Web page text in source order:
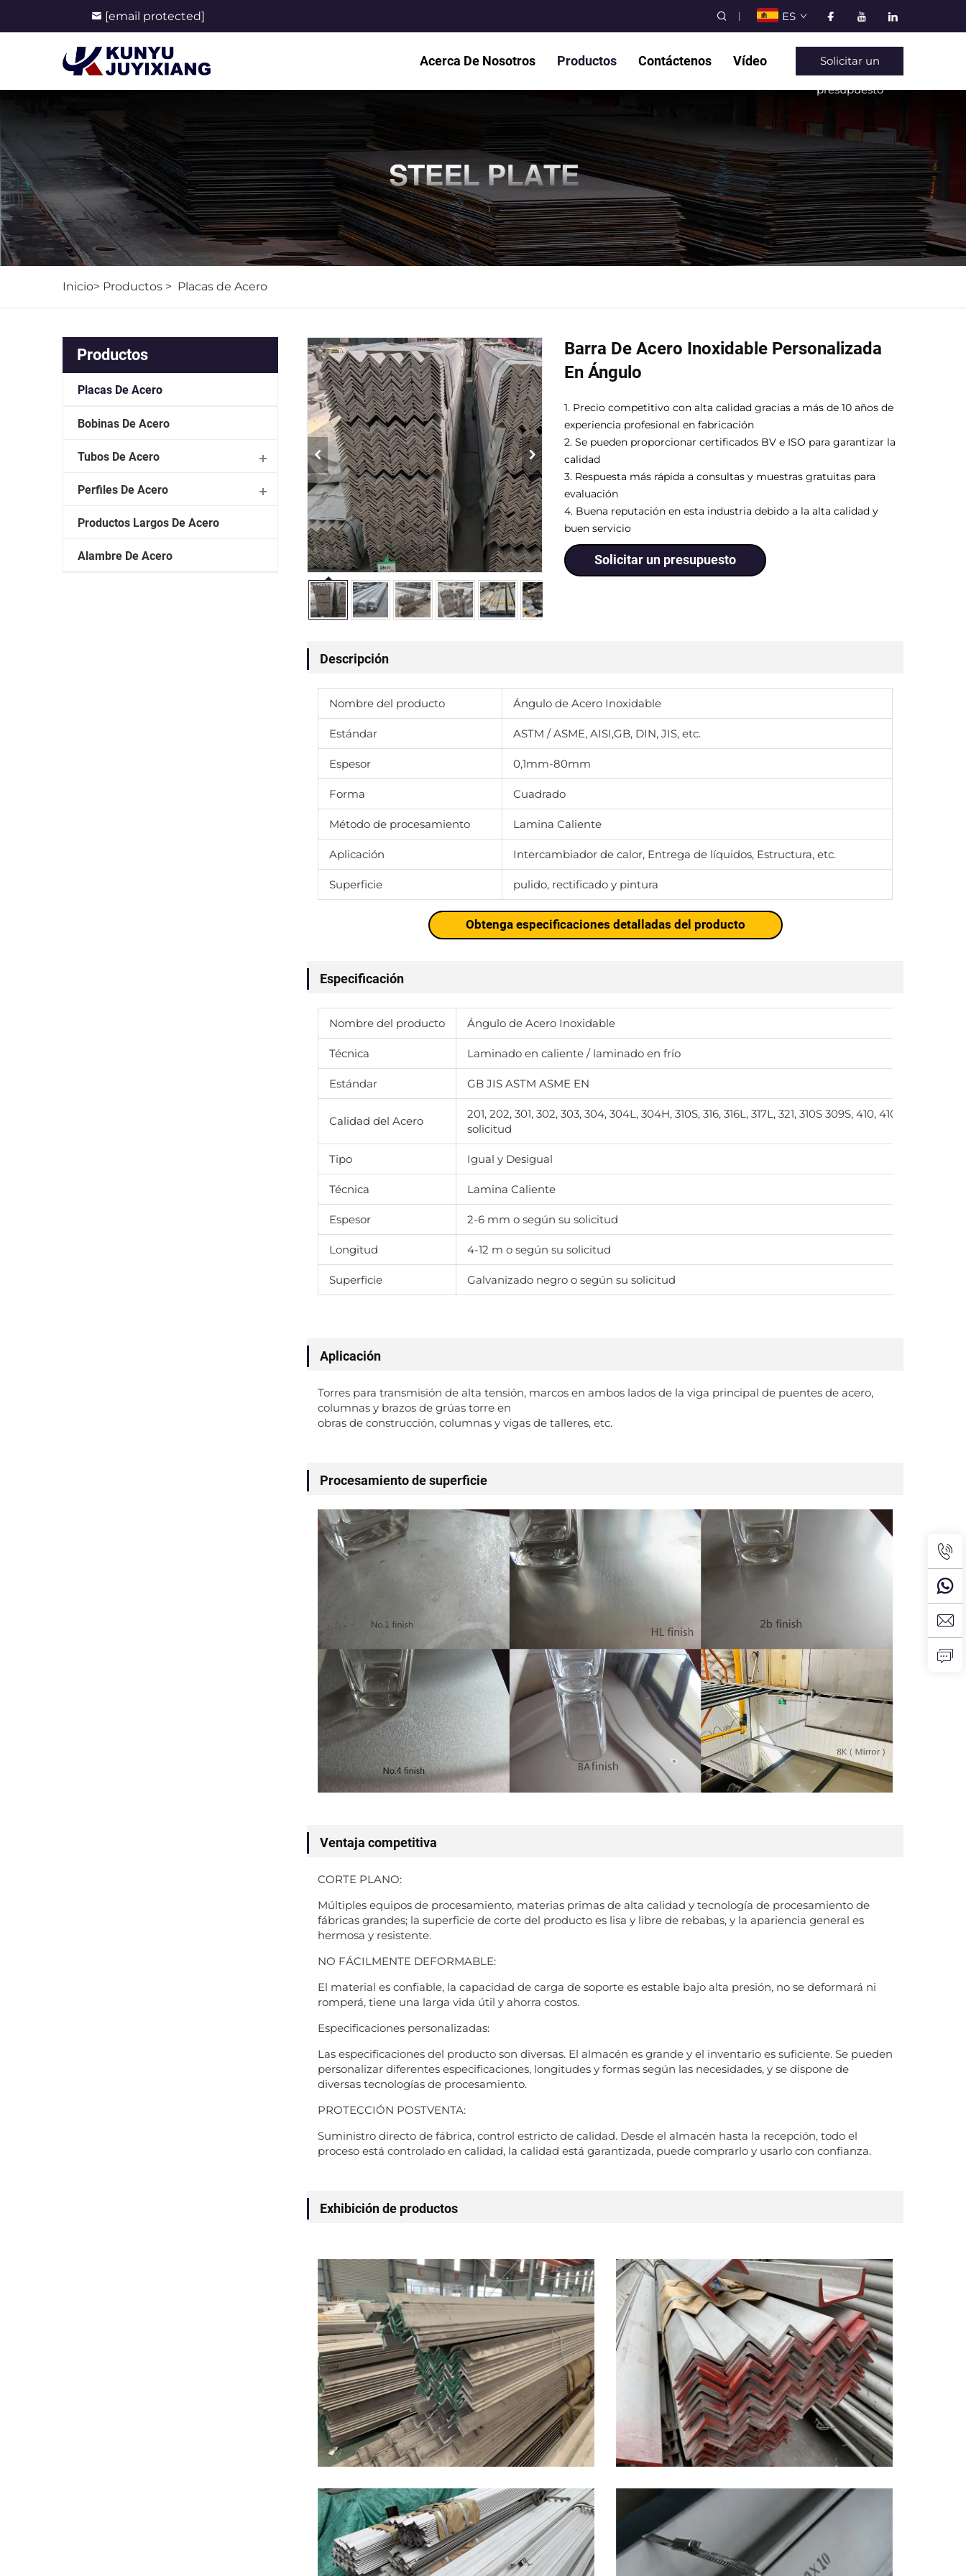
[email protected] ES
Acerca De Nosotros Productos Contáctenos Vídeo Solicitar un
presupuesto
Inicio> Productos > Placas de Acero
Productos
Placas De Acero
Bobinas De Acero
Tubos De Acero
Perfiles De Acero
Productos Largos De Acero
Alambre De Acero
Barra De Acero Inoxidable Personalizada
En Ángulo
1. Precio competitivo con alta calidad gracias a más de 10 años de
experiencia profesional en fabricación
2. Se pueden proporcionar certificados BV e ISO para garantizar la
calidad
3. Respuesta más rápida a consultas y muestras gratuitas para
evaluación
4. Buena reputación en esta industria debido a la alta calidad y
buen servicio
Solicitar un presupuesto
Descripción
Nombre del producto Ángulo de Acero Inoxidable
Estándar ASTM / ASME, AISI,GB, DIN, JIS, etc.
Espesor 0,1mm-80mm
Forma Cuadrado
Método de procesamiento Lamina Caliente
Aplicación Intercambiador de calor, Entrega de líquidos, Estructura, etc.
Superficie pulido, rectificado y pintura
Obtenga especificaciones detalladas del producto
Especificación
Nombre del producto Ángulo de Acero Inoxidable
Técnica Laminado en caliente / laminado en frío
Estándar GB JIS ASTM ASME EN
Calidad del Acero
201, 202, 301, 302, 303, 304, 304L, 304H, 310S, 316, 316L, 317L, 321, 310S 309S, 410, 410S, 420,
solicitud
Tipo Igual y Desigual
Técnica Lamina Caliente
Espesor 2-6 mm o según su solicitud
Longitud 4-12 m o según su solicitud
Superficie Galvanizado negro o según su solicitud
Aplicación
Torres para transmisión de alta tensión, marcos en ambos lados de la viga principal de puentes de acero,
columnas y brazos de grúas torre en
obras de construcción, columnas y vigas de talleres, etc.
Procesamiento de superficie
Ventaja competitiva
CORTE PLANO:
Múltiples equipos de procesamiento, materias primas de alta calidad y tecnología de procesamiento de
fábricas grandes; la superficie de corte del producto es lisa y libre de rebabas, y la apariencia general es
hermosa y resistente.
NO FÁCILMENTE DEFORMABLE:
El material es confiable, la capacidad de carga de soporte es estable bajo alta presión, no se deformará ni
romperá, tiene una larga vida útil y ahorra costos.
Especificaciones personalizadas:
Las especificaciones del producto son diversas. El almacén es grande y el inventario es suficiente. Se pueden
personalizar diferentes especificaciones, longitudes y formas según las necesidades, y se dispone de
diversas tecnologías de procesamiento.
PROTECCIÓN POSTVENTA:
Suministro directo de fábrica, control estricto de calidad. Desde el almacén hasta la recepción, todo el
proceso está controlado en calidad, la calidad está garantizada, puede comprarlo y usarlo con confianza.
Exhibición de productos